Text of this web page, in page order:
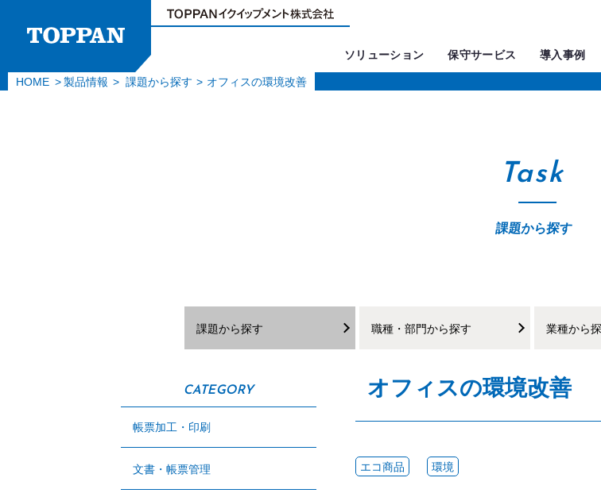
ソリューション 保守サービス 導入事例
HOME 製品情報 課題から探す オフィスの環境改善
Task
課題から探す
課題から探す 職種・部門から探す 業種から
CATEGORY
帳票加工・印刷
文書・帳票管理
オフィスの環境改善
エコ商品 環境